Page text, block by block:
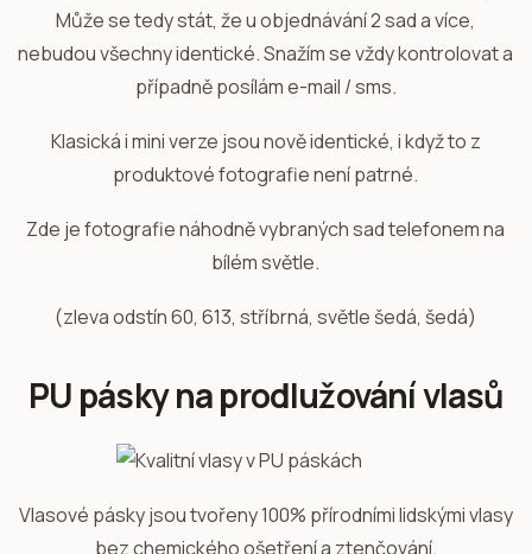
Může se tedy stát, že u objednávání 2 sad a více,
nebudou všechny identické. Snažím se vždy kontrolovat a
případně posílám e-mail / sms.
Klasická i mini verze jsou nově identické, i když to z
produktové fotografie není patrné.
Zde je fotografie náhodně vybraných sad telefonem na
bílém světle.
(zleva odstín 60, 613, stříbrná, světle šedá, šedá)
PU pásky na prodlužování vlasů
Vlasové pásky jsou tvořeny 100% přírodními lidskými vlasy
bez chemického ošetření a ztenčování.